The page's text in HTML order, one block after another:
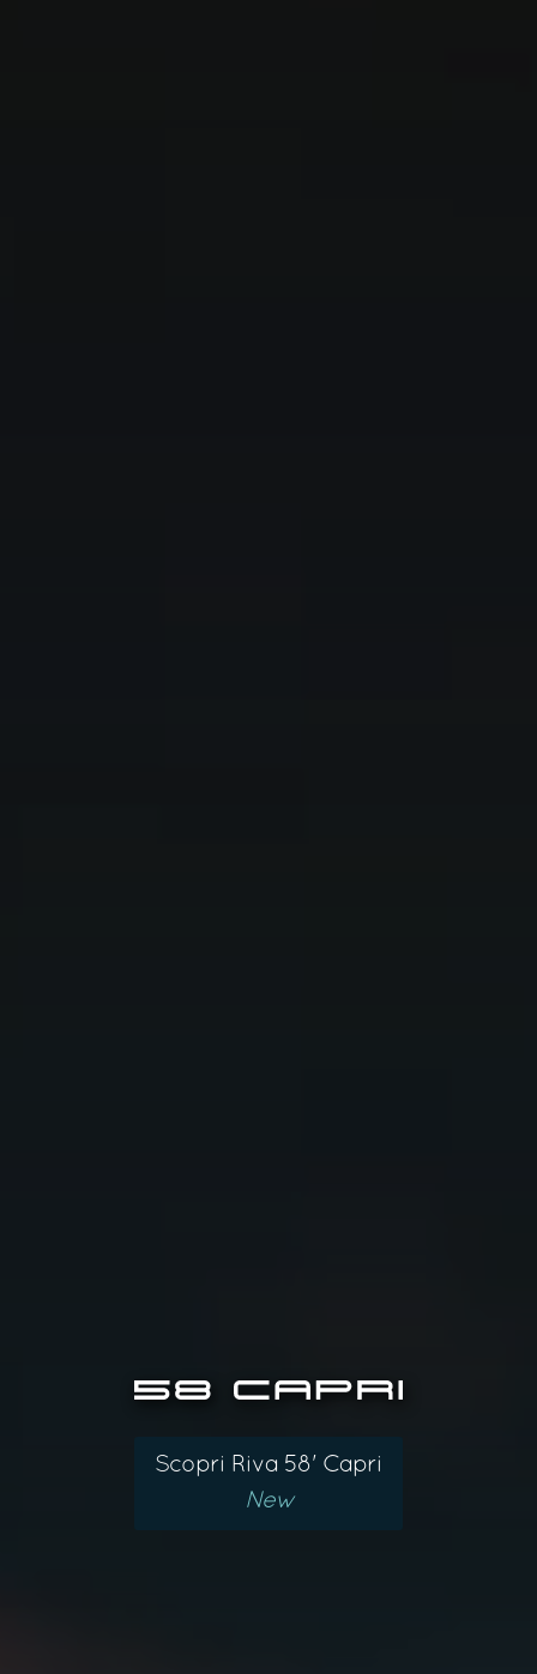
Scopri Riva 58' Capri
New